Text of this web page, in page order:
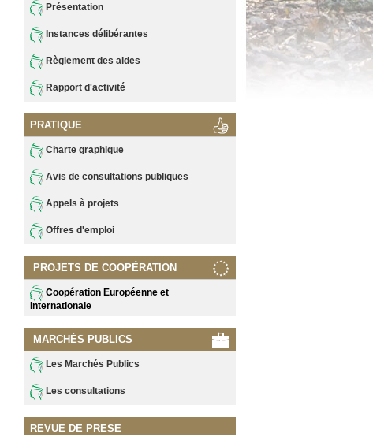
Présentation
Instances délibérantes
Règlement des aides
Rapport d'activité
PRATIQUE
Charte graphique
Avis de consultations publiques
Appels à projets
Offres d'emploi
PROJETS DE COOPÉRATION
Coopération Européenne et
Internationale
MARCHÉS PUBLICS
Les Marchés Publics
Les consultations
REVUE DE PRESE